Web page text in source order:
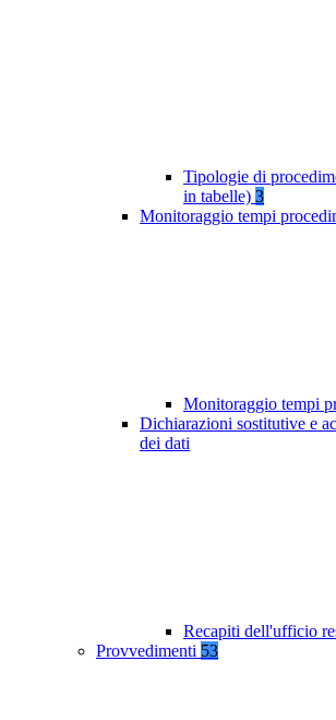
Tipologie di
in tabelle) 3
Monitoraggio tempi
Monitoraggio tempi
Dichiarazioni sostitutive e
dei dati
Recapiti dell'ufficio
Provvedimenti 53